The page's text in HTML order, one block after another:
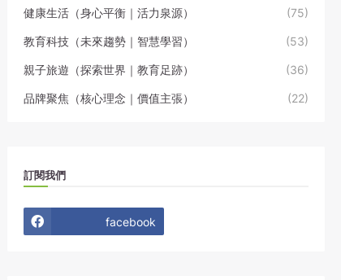
健康生活（身心平衡｜活力泉源） (75)
教育科技（未來趨勢｜智慧學習） (53)
親子旅遊（探索世界｜教育足跡） (36)
品牌聚焦（核心理念｜價值主張） (22)
訂閱我們
facebook